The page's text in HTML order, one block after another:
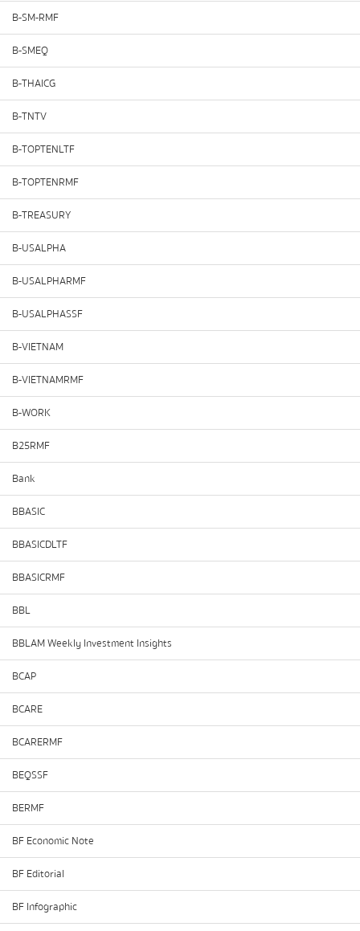
B-SM-RMF
B-SMEQ
B-THAICG
B-TNTV
B-TOPTENLTF
B-TOPTENRMF
B-TREASURY
B-USALPHA
B-USALPHARMF
B-USALPHASSF
B-VIETNAM
B-VIETNAMRMF
B-WORK
B25RMF
Bank
BBASIC
BBASICDLTF
BBASICRMF
BBL
BBLAM Weekly Investment Insights
BCAP
BCARE
BCARERMF
BEQSSF
BERMF
BF Economic Note
BF Editorial
BF Infographic